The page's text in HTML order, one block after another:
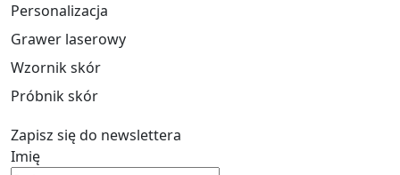
Personalizacja
Grawer laserowy
Wzornik skór
Próbnik skór
Zapisz się do newslettera
Imię